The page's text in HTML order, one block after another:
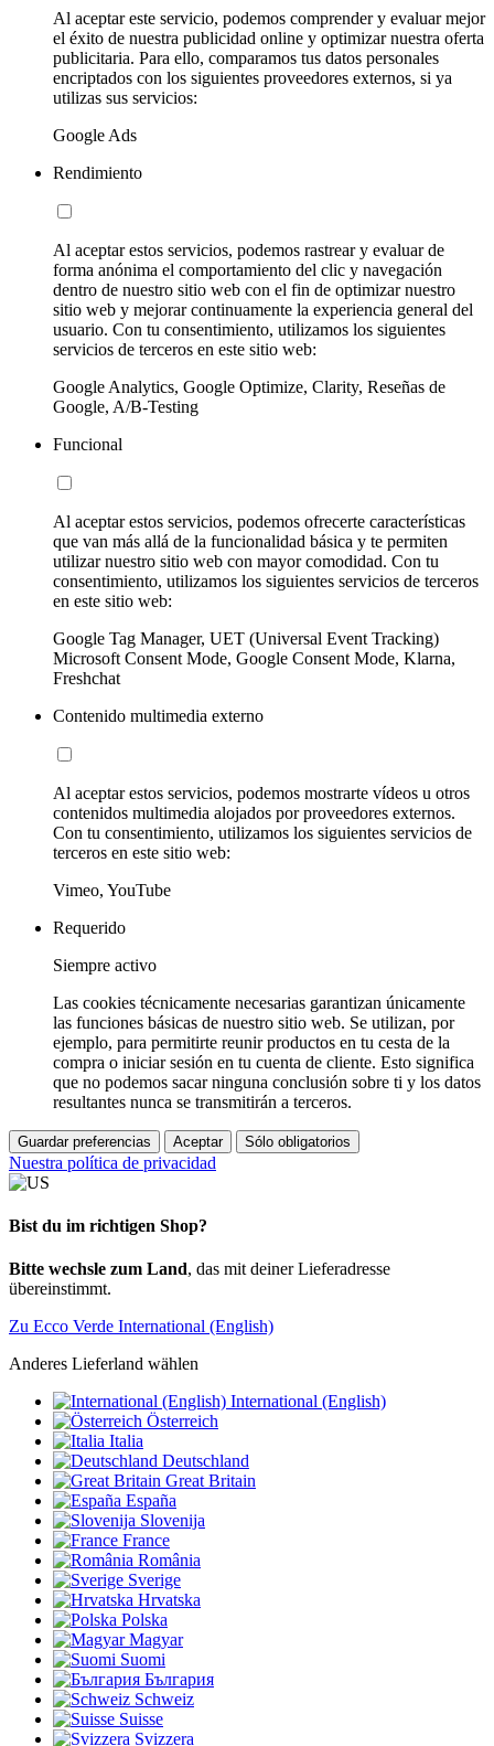
Al aceptar este servicio, podemos comprender y evaluar mejor
el éxito de nuestra publicidad online y optimizar nuestra oferta
publicitaria. Para ello, comparamos tus datos personales
encriptados con los siguientes proveedores externos, si ya
utilizas sus servicios:
Google Ads
Rendimiento
Al aceptar estos servicios, podemos rastrear y evaluar de
forma anónima el comportamiento del clic y navegación
dentro de nuestro sitio web con el fin de optimizar nuestro
sitio web y mejorar continuamente la experiencia general del
usuario. Con tu consentimiento, utilizamos los siguientes
servicios de terceros en este sitio web:
Google Analytics, Google Optimize, Clarity, Reseñas de
Google, A/B-Testing
Funcional
Al aceptar estos servicios, podemos ofrecerte características
que van más allá de la funcionalidad básica y te permiten
utilizar nuestro sitio web con mayor comodidad. Con tu
consentimiento, utilizamos los siguientes servicios de terceros
en este sitio web:
Google Tag Manager, UET (Universal Event Tracking)
Microsoft Consent Mode, Google Consent Mode, Klarna,
Freshchat
Contenido multimedia externo
Al aceptar estos servicios, podemos mostrarte vídeos u otros
contenidos multimedia alojados por proveedores externos.
Con tu consentimiento, utilizamos los siguientes servicios de
terceros en este sitio web:
Vimeo, YouTube
Requerido
Siempre activo
Las cookies técnicamente necesarias garantizan únicamente
las funciones básicas de nuestro sitio web. Se utilizan, por
ejemplo, para permitirte reunir productos en tu cesta de la
compra o iniciar sesión en tu cuenta de cliente. Esto significa
que no podemos sacar ninguna conclusión sobre ti y los datos
resultantes nunca se transmitirán a terceros.
Guardar preferencias Aceptar Sólo obligatorios
Nuestra política de privacidad
Bist du im richtigen Shop?
Bitte wechsle zum Land, das mit deiner Lieferadresse
übereinstimmt.
Zu Ecco Verde International (English)
Anderes Lieferland wählen
International (English)
Österreich
Italia
Deutschland
Great Britain
España
Slovenija
France
România
Sverige
Hrvatska
Polska
Magyar
Suomi
България
Schweiz
Suisse
Svizzera